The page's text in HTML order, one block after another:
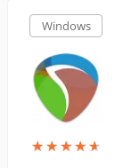
Windows
★★★★★
★★★★★